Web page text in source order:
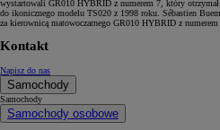
wystartowali GR010 HYBRID z numerem 7, który otrzymał
do ikonicznego modelu TS020 z 1998 roku. Sébastien
za kierownicą matowoczarnego GR010 HYBRID z numerem
Kontakt
Napisz do nas
Samochody
Samochody
Samochody osobowe